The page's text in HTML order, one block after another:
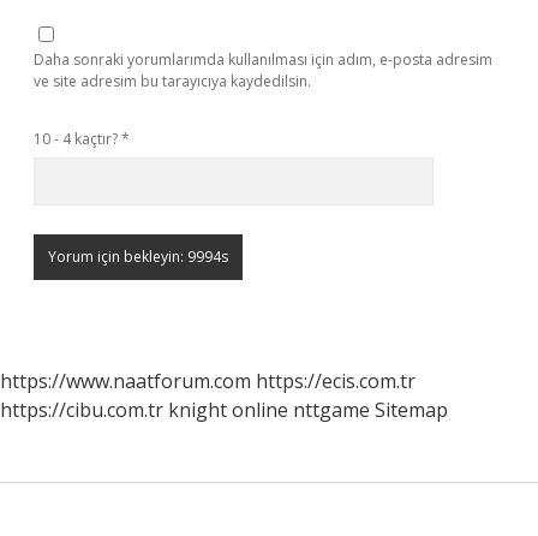
Daha sonraki yorumlarımda kullanılması için adım, e-posta adresim
ve site adresim bu tarayıcıya kaydedilsin.
10 - 4 kaçtır?*
https://www.naatforum.com https://ecis.com.tr
https://cibu.com.tr knight online nttgame Sitemap